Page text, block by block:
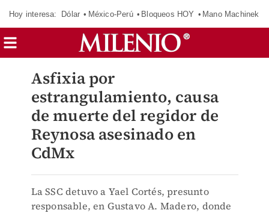
Hoy interesa: Dólar México-Perú Bloqueos HOY Mano Machinek
Asfixia por
estrangulamiento, causa
de muerte del regidor de
Reynosa asesinado en
CdMx
La SSC detuvo a Yael Cortés, presunto
responsable, en Gustavo A. Madero, donde